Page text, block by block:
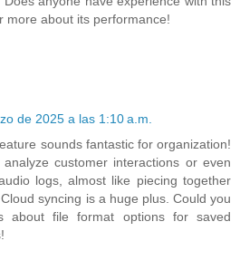
more about its performance!
de 2025 a las 1:10 a.m.
sounds fantastic for organization!
customer interactions or even
logs, almost like piecing together
Cloud syncing is a huge plus. Could you
about file format options for saved